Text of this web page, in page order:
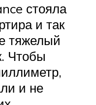
стояла
и так
тяжелый
Чтобы
и не